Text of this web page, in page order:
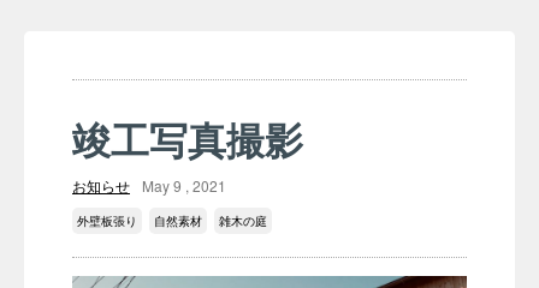
竣工写真撮影
お知らせ May 9 , 2021
外壁板張り 自然素材 雑木の庭